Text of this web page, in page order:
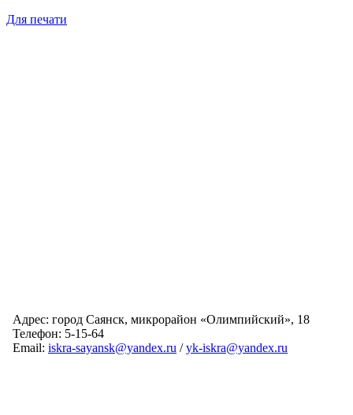
Для печати
Адрес: город Саянск, микрорайон «Олимпийский», 18
Телефон: 5-15-64
Email: iskra-sayansk@yandex.ru /yk-iskra@yandex.ru